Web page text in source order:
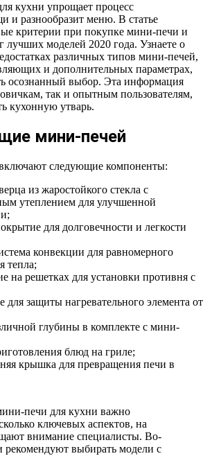
кухни упрощает процесс
и разнообразит меню. В статье
критерии при покупке мини-печи и
лучших моделей 2020 года. Узнаете о
различных типов мини-печей,
и дополнительных параметрах,
осознанный выбор. Эта информация
так и опытным пользователям,
кухонную утварь.
мини-печей
следующие компоненты:
из жаростойкого стекла с
утеплением для улучшенной
для долговечности и легкости
конвекции для равномерного
тепла;
на решетках для установки противня с
для защиты нагревательного элемента от
глубины в комплекте с мини-
блюд на гриле;
крышка для превращения печи в
печи для кухни важно
ключевых аспектов, на
внимание специалисты. Во-
рекомендуют выбирать модели с